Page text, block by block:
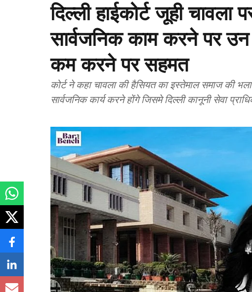
दिल्ली हाईकोर्ट जूही
सार्वजनिक काम करने पर
कम करने पर सहमत
कोर्ट ने कहा चावला की हैसियत का इस्तेमाल समाज की
सार्वजनिक कार्य करने होंगे जिसमे दिल्ली कानूनी सेवा